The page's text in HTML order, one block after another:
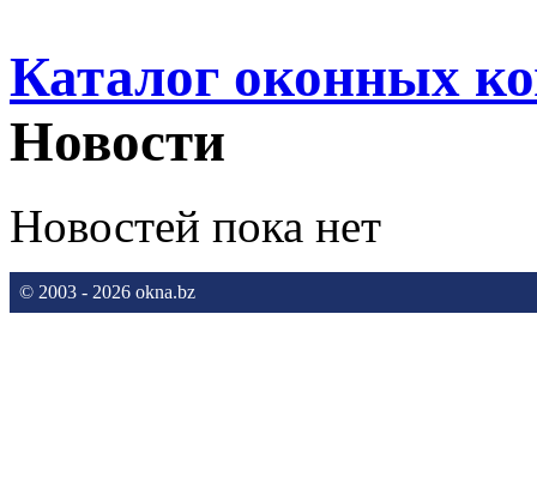
Каталог оконных
Новости
Новостей пока нет
© 2003 - 2026 okna.bz